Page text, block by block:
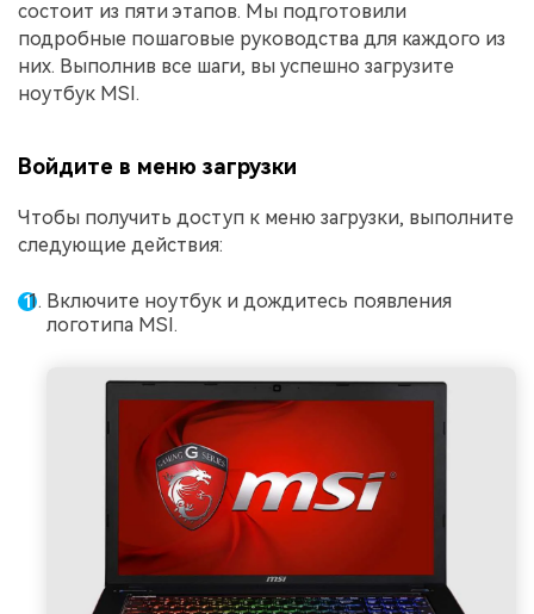
состоит из пяти этапов. Мы подготовили
подробные пошаговые руководства для каждого из
них. Выполнив все шаги, вы успешно загрузите
ноутбук MSI.
Войдите в меню загрузки
Чтобы получить доступ к меню загрузки, выполните
следующие действия:
Включите ноутбук и дождитесь появления
логотипа MSI.